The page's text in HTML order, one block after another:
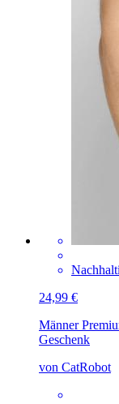
24,99 €
Männer
Geschenk
von CatRobot